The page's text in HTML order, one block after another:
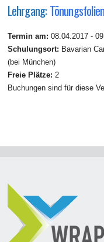
Lehrgang:
Termin am: 08.04.2017 -
Schulungsort: Bavarian
(bei München)
Freie Plätze: 2
Buchungen sind für diese